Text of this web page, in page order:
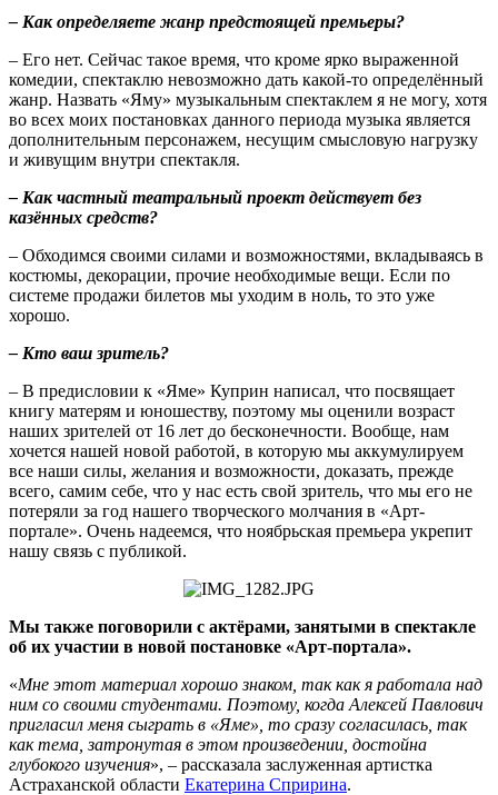
– Как определяете жанр предстоящей премьеры?
– Его нет. Сейчас такое время, что кроме ярко выраженной
комедии, спектаклю невозможно дать какой-то определённый
жанр. Назвать «Яму» музыкальным спектаклем я не могу, хотя
во всех моих постановках данного периода музыка является
дополнительным персонажем, несущим смысловую нагрузку
и живущим внутри спектакля.
– Как частный театральный проект действует без
казённых средств?
– Обходимся своими силами и возможностями, вкладываясь в
костюмы, декорации, прочие необходимые вещи. Если по
системе продажи билетов мы уходим в ноль, то это уже
хорошо.
– Кто ваш зритель?
– В предисловии к «Яме» Куприн написал, что посвящает
книгу матерям и юношеству, поэтому мы оценили возраст
наших зрителей от 16 лет до бесконечности. Вообще, нам
хочется нашей новой работой, в которую мы аккумулируем
все наши силы, желания и возможности, доказать, прежде
всего, самим себе, что у нас есть свой зритель, что мы его не
потеряли за год нашего творческого молчания в «Арт-
портале». Очень надеемся, что ноябрьская премьера укрепит
нашу связь с публикой.
Мы также поговорили с актёрами, занятыми в спектакле
об их участии в новой постановке «Арт-портала».
«Мне этот материал хорошо знаком, так как я работала над
ним со своими студентами. Поэтому, когда Алексей Павлович
пригласил меня сыграть в «Яме», то сразу согласилась, так
как тема, затронутая в этом произведении, достойна
глубокого изучения», – рассказала заслуженная артистка
Астраханской области Екатерина Спририна.